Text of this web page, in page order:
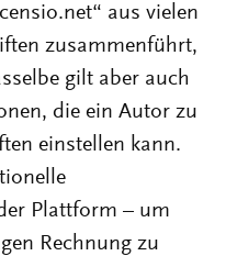
aus vielen
zusammenführt,
gilt aber auch
die ein Autor zu
einstellen kann.
Plattform – um
Rechnung zu